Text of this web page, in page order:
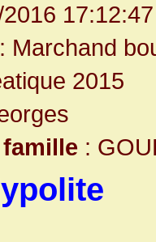
17:12:47
: Marchand
2015
: